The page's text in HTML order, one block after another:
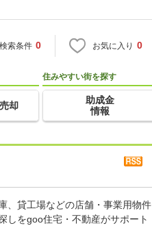
索条件 0 お気に入り 0
売却
住みやすい街を探す
助成金
情報
、貸工場などの店舗・事業用物件
しをgoo住宅・不動産がサポート